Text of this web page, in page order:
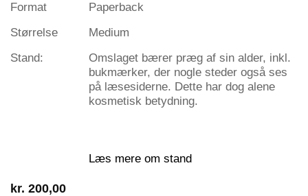
Format
Paperback
Størrelse
Medium
Stand:
Omslaget bærer præg af sin alder, inkl.
bukmærker, der nogle steder også ses
på læsesiderne. Dette har dog alene
kosmetisk betydning.
Læs mere om stand
kr. 200,00